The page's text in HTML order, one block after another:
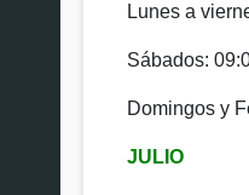
Lunes a
Sábados:
Domingos y
JULIO